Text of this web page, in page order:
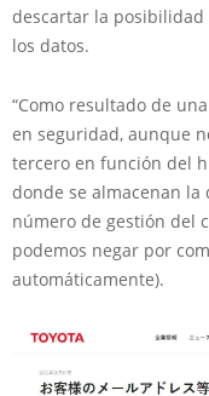
descartar la posibilidad
los datos.
“Como resultado de
en seguridad, aunque
tercero en función del
donde se almacenan la
número de gestión del
podemos negar por
automáticamente).